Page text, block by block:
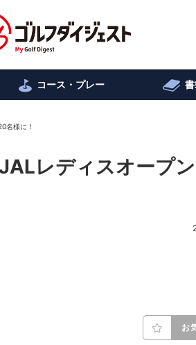
コース・プレー
名様に！
レディスオープ
お